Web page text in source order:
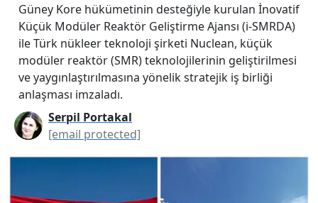
Güney Kore hükümetinin desteğiyle kurulan İnovatif
Küçük Modüler Reaktör Geliştirme Ajansı (i-SMRDA)
ile Türk nükleer teknoloji şirketi Nuclean, küçük
modüler reaktör (SMR) teknolojilerinin geliştirilmesi
ve yaygınlaştırılmasına yönelik stratejik iş birliği
anlaşması imzaladı.
Serpil Portakal
[email protected]